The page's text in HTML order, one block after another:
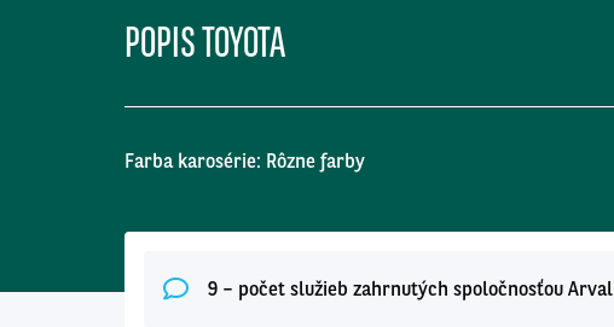
POPIS TOYOTA
Farba karosérie: Rôzne farby
9 – počet služieb zahrnutých spoločnosťou Arval